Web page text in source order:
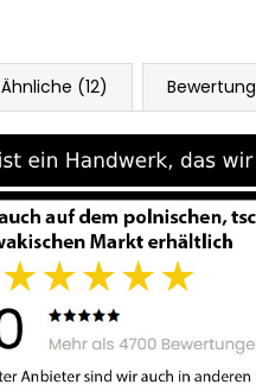
Ähnliche (12) Bewertung